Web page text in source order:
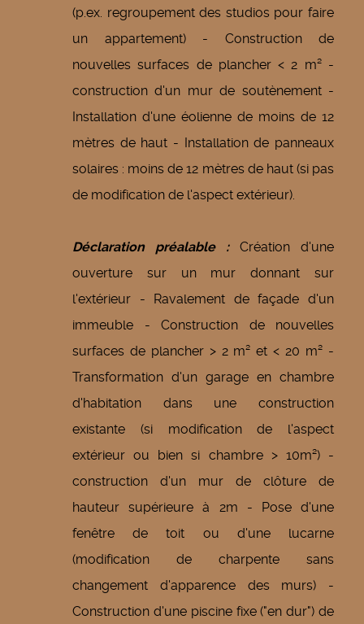
(p.ex. regroupement des studios pour faire
un appartement) - Construction de
nouvelles surfaces de plancher < 2 m² -
construction d'un mur de soutènement -
Installation d'une éolienne de moins de 12
mètres de haut - Installation de panneaux
solaires : moins de 12 mètres de haut (si pas
de modification de l'aspect extérieur).
Déclaration préalable :Création d'une
ouverture sur un mur donnant sur
l'extérieur - Ravalement de façade d'un
immeuble - Construction de nouvelles
surfaces de plancher > 2 m² et < 20 m² -
Transformation d'un garage en chambre
d'habitation dans une construction
existante (si modification de l'aspect
extérieur ou bien si chambre > 10m²) -
construction d'un mur de clôture de
hauteur supérieure à 2m - Pose d'une
fenêtre de toit ou d'une lucarne
(modification de charpente sans
changement d'apparence des murs) -
Construction d'une piscine fixe ("en dur") de